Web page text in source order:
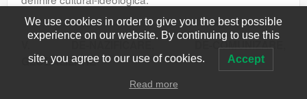
V. DE-NAZIFICARE, DE-COMUNIZARE,
GLOBALIZARE
We use cookies in order to give you the best possible
experience on our website. By continuing to use this
site, you agree to our use of cookies. Accept
Read more